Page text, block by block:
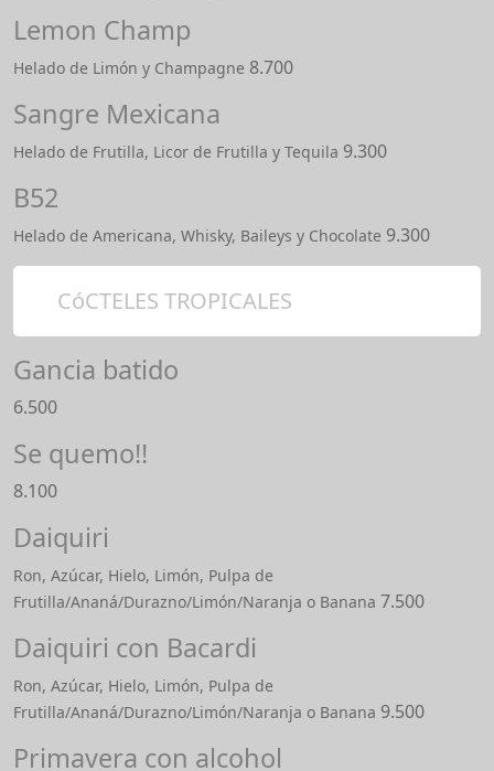
Lemon Champ
Helado de Limón y Champagne 8.700
Sangre Mexicana
Helado de Frutilla, Licor de Frutilla y Tequila 9.300
B52
Helado de Americana, Whisky, Baileys y Chocolate 9.300
CóCTELES TROPICALES
Gancia batido
6.500
Se quemo!!
8.100
Daiquiri
Ron, Azúcar, Hielo, Limón, Pulpa de
Frutilla/Ananá/Durazno/Limón/Naranja o Banana 7.500
Daiquiri con Bacardi
Ron, Azúcar, Hielo, Limón, Pulpa de
Frutilla/Ananá/Durazno/Limón/Naranja o Banana 9.500
Primavera con alcohol